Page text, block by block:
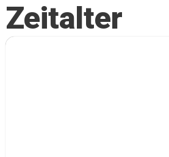
Zeitalter